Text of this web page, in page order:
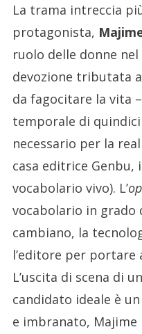
La trama intreccia
protagonista,
ruolo delle donne
devozione tributata
da fagocitare la vita
temporale di
necessario per la
casa editrice Genbu,
vocabolario vivo). L’
vocabolario in grado
cambiano, la
l’editore per
L’uscita di scena di
candidato ideale è
e imbranato, Majime